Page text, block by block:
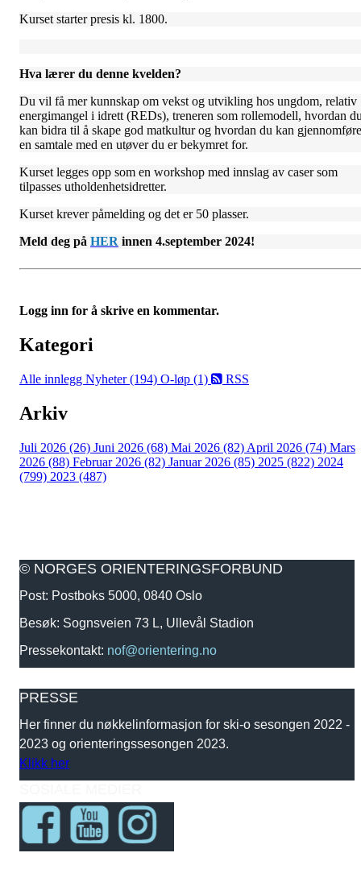
Kurset starter presis kl. 1800.
Hva lærer du denne kvelden?
Du vil få mer kunnskap om vekst og utvikling hos ungdom, relativ
energimangel i idrett (REDs), treneren som rollemodell, hvordan
kan bidra til å skape god matkultur og hvordan du kan gjennomføre
en samtale med en utøver du er bekymret for.
Kurset legges opp som en workshop med innslag av caser som
tilpasses utholdenhetsidretter.
Kurset krever påmelding og det er 50 plasser.
Meld deg på HER innen 4.september 2024!
Logg inn for å skrive en kommentar.
Kategori
Alle innlegg Nyheter (194) O-løp (1) RSS
Arkiv
Juli 2026 (26) Juni 2026 (68) Mai 2026 (82) April 2026 (74) Mars
2026 (88) Februar 2026 (82) Januar 2026 (85) 2025 (822) 2024
(799) 2023 (487)
© NORGES ORIENTERINGSFORBUND
Post: Postboks 5000, 0840 Oslo
Besøk: Sognsveien 73 L, Ullevål Stadion
Pressekontakt: nof@orientering.no
PRESSE
Her finner du nøkkelinformasjon for ski-o sesongen 2022 -
2023 og orienteringssesongen 2023.
Klikk her